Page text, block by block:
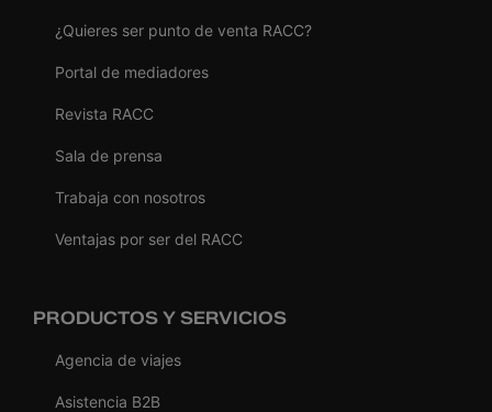
¿Quieres ser punto de venta RACC?
Portal de mediadores
Revista RACC
Sala de prensa
Trabaja con nosotros
Ventajas por ser del RACC
PRODUCTOS Y SERVICIOS
Agencia de viajes
Asistencia B2B